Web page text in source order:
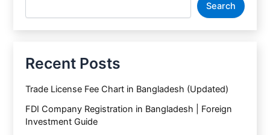
Search
Recent Posts
Trade License Fee Chart in Bangladesh (Updated)
FDI Company Registration in Bangladesh | Foreign
Investment Guide